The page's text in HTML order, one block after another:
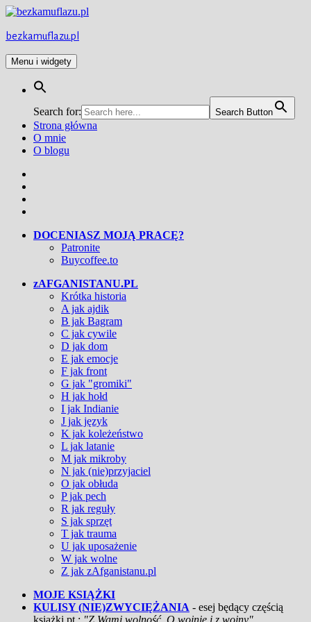
Przejdź
treści
bezkamuflazu.pl
Menu i widgety
Search for: Search Button
Strona główna
O mnie
O blogu
DOCENIASZ MOJĄ PRACĘ?
Patronite
Buycoffee.to
zAFGANISTANU.PL
Krótka historia
A jak ajdik
B jak Bagram
C jak cywile
D jak dom
E jak emocje
F jak front
G jak "gromiki"
H jak hołd
I jak Indianie
J jak język
K jak koleżeństwo
L jak latanie
M jak mikroby
N jak (nie)przyjaciel
O jak obłuda
P jak pech
R jak reguły
S jak sprzęt
T jak trauma
U jak uposażenie
W jak wolne
Z jak zAfganistanu.pl
MOJE KSIĄŻKI
KULISY (NIE)ZWYCIĘŻANIA - esej będący częścią
książki pt.: "Z Wami wolność. O wojnie i z wojny"